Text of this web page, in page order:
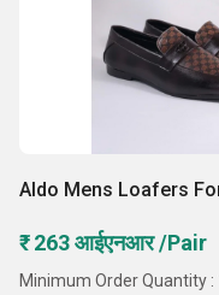
Aldo Mens Loafers
₹ 263 आईएनआर /Pair
Minimum Order Quantity :